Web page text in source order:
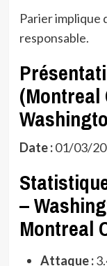
Parier implique
responsable.
(Montreal
Date :01/03/
–
Montreal
Attaque :